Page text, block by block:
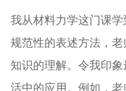
我从材料力学这门课
规范性的表述方法，
知识的理解。令我印
活中的应用。例如，